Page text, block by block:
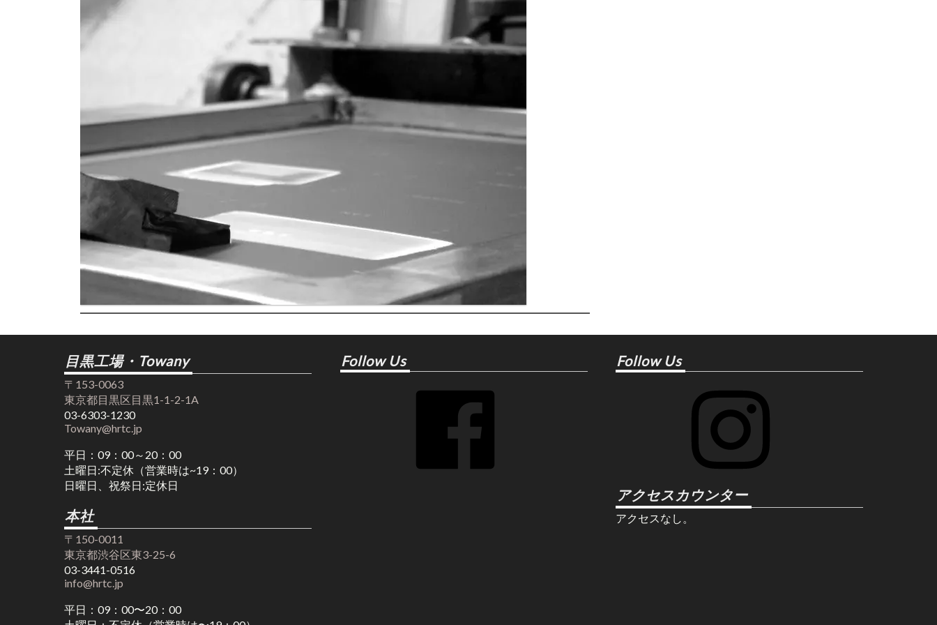
目黒工場・Towany
〒153-0063
東京都目黒区目黒1-1-2-1A
03-6303-1230
Towany@hrtc.jp
平日：09：00～20：00
土曜日:不定休（営業時は~19：00）
日曜日、祝祭日:定休日
本社
〒150-0011
東京都渋谷区東3-25-6
03-3441-0516
info@hrtc.jp
平日：09：00〜20：00
Follow Us Follow Us
アクセスカウンター
アクセスなし。